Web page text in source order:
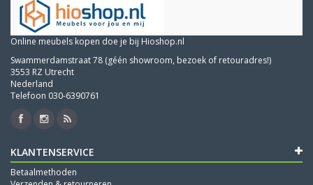
Online meubels kopen doe je bij Hioshop.nl
Swammerdamstraat 78 (géén showroom, bezoek of retouradres!)
3553 RZ Utrecht
Nederland
Telefoon 030-6390761
KLANTENSERVICE
Betaalmethoden